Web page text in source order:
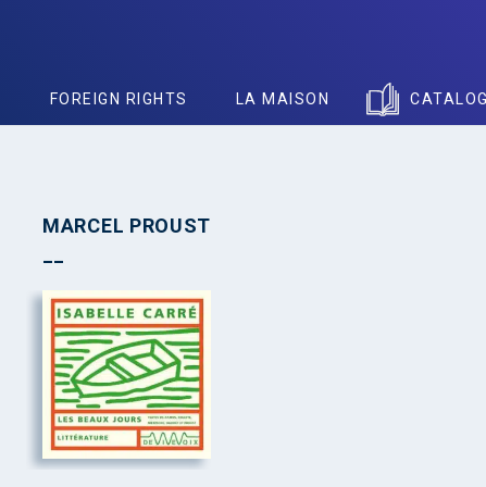
FOREIGN RIGHTS LA MAISON
MARCEL PROUST